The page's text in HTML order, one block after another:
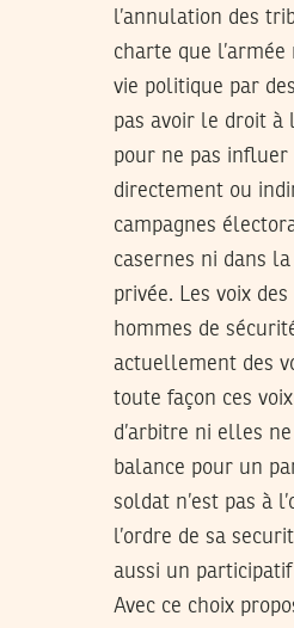
l’annulation des
charte que l’armée
vie politique par
pas avoir le droit à
pour ne pas
directement ou
campagnes
casernes ni dans
privée. Les voix
hommes de
actuellement des
toute façon ces
d’arbitre ni elles
balance pour un
soldat n’est pas à
l’ordre de sa
aussi un
Avec ce choix